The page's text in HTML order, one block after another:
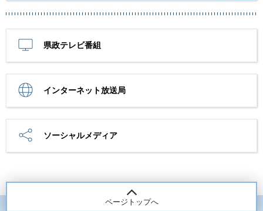
県政テレビ番組
インターネット放送局
ソーシャルメディア
ページトップへ